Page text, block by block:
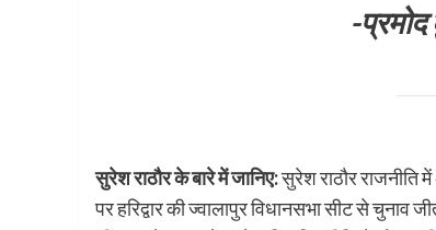
-
सुरेश राठौर के बारे में जानिए:सुरेश राठौर राजनीति
पर हरिद्वार की ज्वालापुर विधानसभा सीट से चुनाव